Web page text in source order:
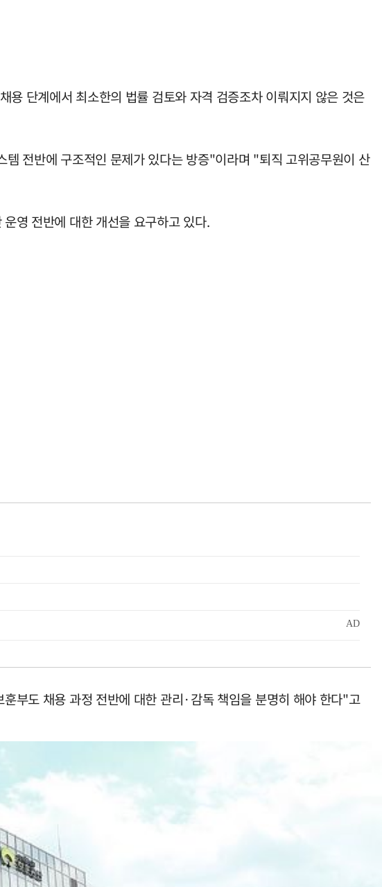
단계에서 최소한의 법률 검토와 자격 검증조차 이뤄지지 않은 것은
전반에 구조적인 문제가 있다는 방증"이라며 "퇴직 고위공무원이 산
영 전반에 대한 개선을 요구하고 있다.
부도 채용 과정 전반에 대한 관리·감독 책임을 분명히 해야 한다"고